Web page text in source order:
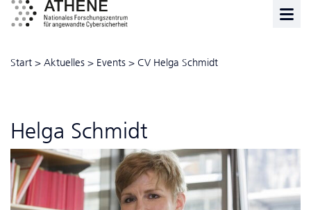
Start > Aktuelles > Events > CV Helga Schmidt
Helga Schmidt